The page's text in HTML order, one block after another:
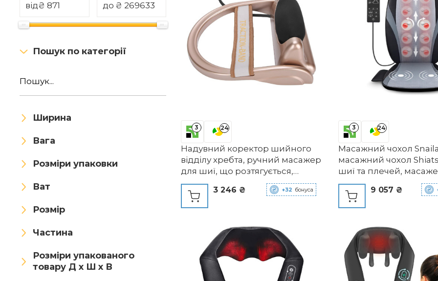
GJBMXSM GLEAVI
HoMedics
LAOBEN
MAGIC SELECT
MAGICLULU
MAXXMEE
NAPRE NSXAYIWE
від₴ до ₴
Пошук по категорії
Ширина
Вага
Розміри упаковки
Ват
Розмір
Частина
Розміри упакованого
товару Д х Ш х В
3 24
Надувний коректор шийного
відділу хребта, ручний масажер
для шиї, що розтягується,
подушка для шиї, подовжувач
для офісних працівників,
тривале сидіння
3 246 ₴ +32 бонуса
3 24
Масажний чохол
масажний чохол
шиї та плечей,
спини з функцією
вібрації, масажне
подарунки для
9 057 ₴